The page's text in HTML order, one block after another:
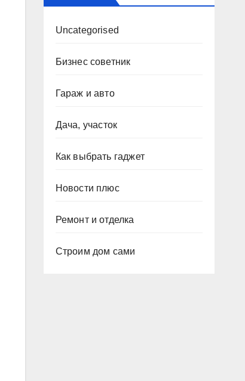
Uncategorised
Бизнес советник
Гараж и авто
Дача, участок
Как выбрать гаджет
Новости плюс
Ремонт и отделка
Строим дом сами